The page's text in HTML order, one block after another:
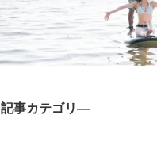
記事カテゴリ―